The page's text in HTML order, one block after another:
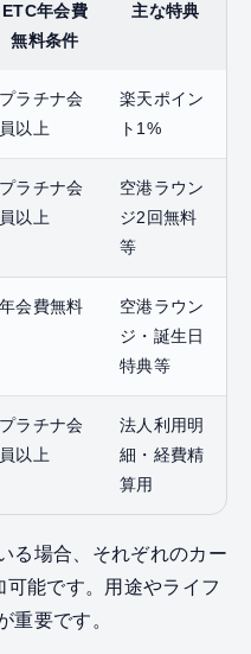
ETC年会費
無料条件
主な特典
プラチナ会
員以上
楽天ポイン
ト1%
プラチナ会
員以上
空港ラウン
ジ2回無料
等
年会費無料
空港ラウン
ジ・誕生日
特典等
プラチナ会
員以上
法人利用明
細・経費精
算用
る場合、それぞれのカー
可能です。用途やライフ
重要です。